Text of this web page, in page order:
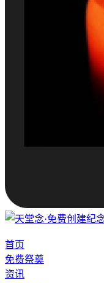
首页
免费祭奠
资讯